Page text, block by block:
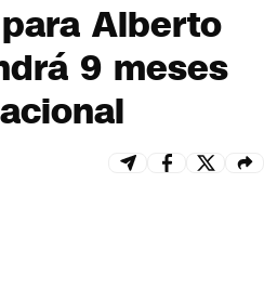
Alberto
9 meses